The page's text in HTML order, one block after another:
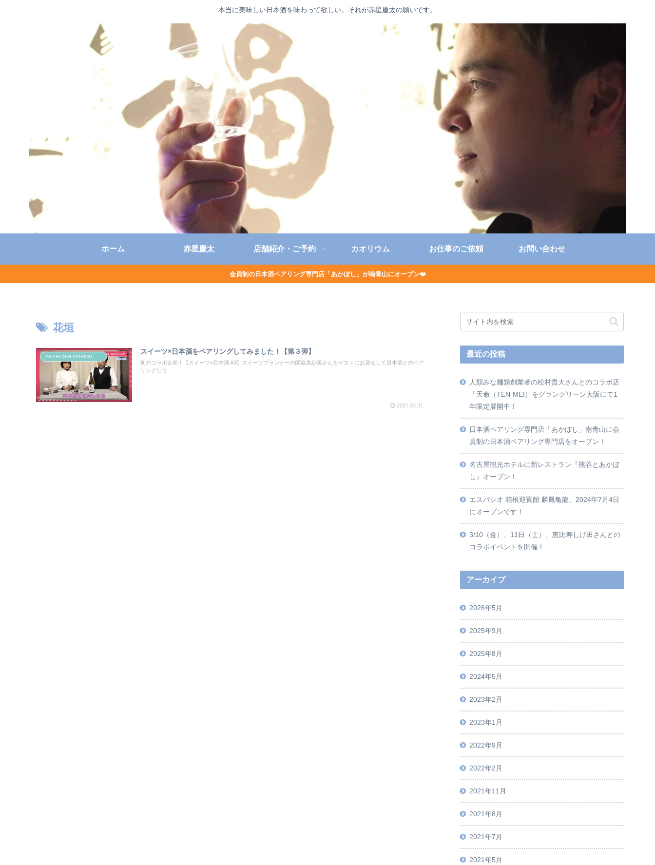
本当に美味しい日本酒を味わって欲しい。それが赤星慶太の願いです。
ホーム 赤星慶太 店舗紹介・ご予約 カオリウム お仕事のご依頼 お問い合わせ
会員制の日本酒ペアリング専門店「あかぼし」が南青山にオープン❤️
花垣
AKABOSHI PAIRING CHANNEL
スイーツ×日本酒をペアリングしてみました！【第３弾】
初のコラボ企画！【スイーツ×日本酒 #3】スイーツプランナーの関谷真紗美さんをゲストにお迎えして日本酒とのペア
リングして...
2021.03.31
最近の投稿
人類みな麺類創業者の松村貴大さんとのコラボ店
「天命（TEN-MEI）をグラングリーン大阪にて1
年限定展開中！
日本酒ペアリング専門店「あかぼし」南青山に会
員制の日本酒ペアリング専門店をオープン！
名古屋観光ホテルに新レストラン『熊谷とあかぼ
し』オープン！
エスパシオ 箱根迎賓館 麟鳳亀龍、2024年7月4日
にオープンです！
3/10（金）、11日（土）、恵比寿しげ田さんとの
コラボイベントを開催！
アーカイブ
2026年5月
2025年9月
2025年8月
2024年5月
2023年2月
2023年1月
2022年9月
2022年2月
2021年11月
2021年8月
2021年7月
2021年5月